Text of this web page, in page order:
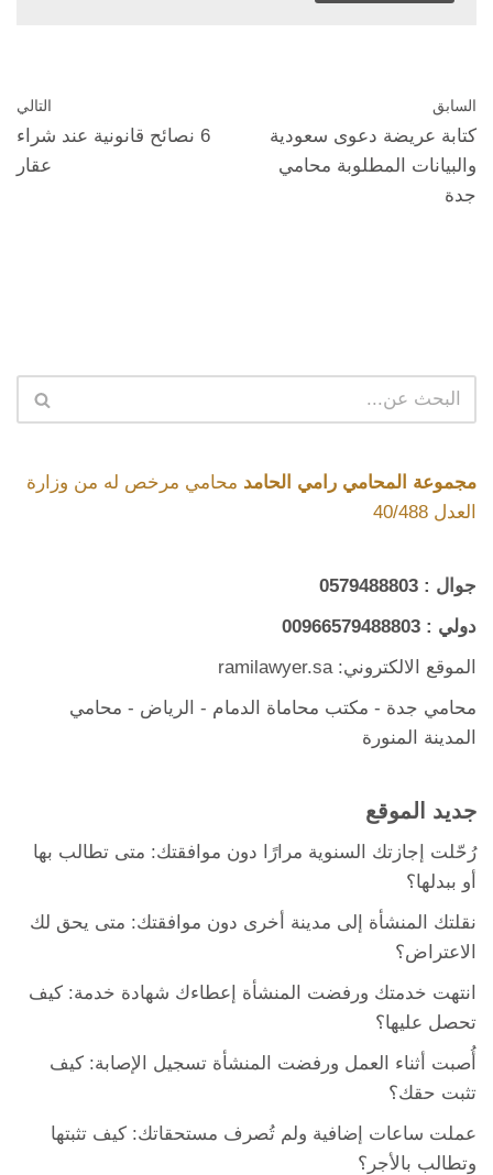
السابق
كتابة عريضة دعوى سعودية
والبيانات المطلوبة محامي
جدة
التالي
6 نصائح قانونية عند شراء
عقار
مجموعة المحامي رامي الحامد محامي مرخص له من وزارة
العدل 40/488
جوال : 0579488803
دولي : 00966579488803
الموقع الالكتروني: ramilawyer.sa
محامي جدة - مكتب محاماة الدمام - الرياض - محامي
المدينة المنورة
جديد الموقع
رُحّلت إجازتك السنوية مرارًا دون موافقتك: متى تطالب بها
أو ببدلها؟
نقلتك المنشأة إلى مدينة أخرى دون موافقتك: متى يحق لك
الاعتراض؟
انتهت خدمتك ورفضت المنشأة إعطاءك شهادة خدمة: كيف
تحصل عليها؟
أُصبت أثناء العمل ورفضت المنشأة تسجيل الإصابة: كيف
تثبت حقك؟
عملت ساعات إضافية ولم تُصرف مستحقاتك: كيف تثبتها
وتطالب بالأجر؟